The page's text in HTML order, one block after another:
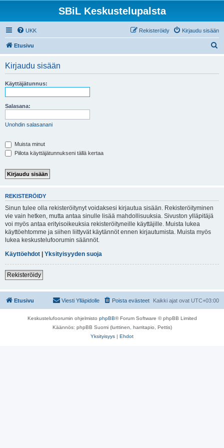
SBiL Keskustelupalsta
UKK Kirjaudu sisään
Rekisteröidy
Etusivu
Kirjaudu sisään
Käyttäjätunnus:
Salasana:
Unohdin salasanani
Muista minut
Piilota käyttäjätunnukseni tällä kertaa
REKISTERÖIDY
Sinun tulee olla rekisteröitynyt voidaksesi kirjautua sisään. Rekisteröityminen
vie vain hetken, mutta antaa sinulle lisää mahdollisuuksia. Sivuston ylläpitäjä
voi myös antaa erityisoikeuksia rekisteröityneille käyttäjille. Muista lukea
käyttöehtomme ja siihen liittyvät käytännöt ennen kirjautumista. Muista myös
lukea keskustelufoorumin säännöt.
Käyttöehdot | Yksityisyyden suoja
Rekisteröidy
Etusivu Kaikki ajat ovat UTC+03:00
Poista evästeet
Viesti Ylläpidolle
Keskustelufoorumin ohjelmisto phpBB® Forum Software © phpBB Limited
Käännös: phpBB Suomi (lurttinen, harritapio, Pettis)
Yksityisyys | Ehdot